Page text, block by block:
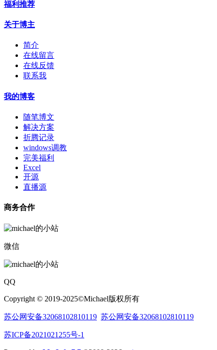
福利推荐
关于博主
简介
在线留言
在线反馈
联系我
我的博客
随笔博文
解决方案
折腾记录
windows调教
完美福利
Excel
开源
直播源
商务合作
微信
QQ
Copyright © 2019-2025©Michael版权所有
苏公网安备32068102810119 苏公网安备32068102810119
苏ICP备2021021255号-1